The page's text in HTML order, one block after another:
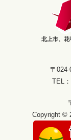
北上市、花
〒
TEL
Copyright ©